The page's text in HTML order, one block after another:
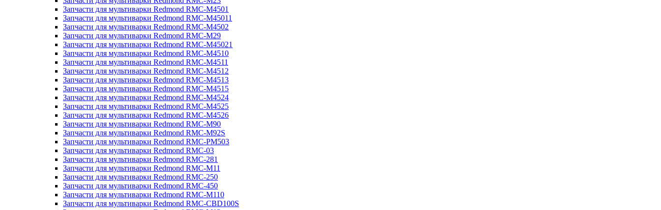
Запчасти для мультиварки Redmond RMC-M4501
Запчасти для мультиварки Redmond RMC-M45011
Запчасти для мультиварки Redmond RMC-M4502
Запчасти для мультиварки Redmond RMC-M29
Запчасти для мультиварки Redmond RMC-M45021
Запчасти для мультиварки Redmond RMC-M4510
Запчасти для мультиварки Redmond RMC-M4511
Запчасти для мультиварки Redmond RMC-M4512
Запчасти для мультиварки Redmond RMC-M4513
Запчасти для мультиварки Redmond RMC-M4515
Запчасти для мультиварки Redmond RMC-M4524
Запчасти для мультиварки Redmond RMC-M4525
Запчасти для мультиварки Redmond RMC-M4526
Запчасти для мультиварки Redmond RMC-M90
Запчасти для мультиварки Redmond RMC-M92S
Запчасти для мультиварки Redmond RMC-PM503
Запчасти для мультиварки Redmond RMC-03
Запчасти для мультиварки Redmond RMC-281
Запчасти для мультиварки Redmond RMC-M11
Запчасти для мультиварки Redmond RMC-250
Запчасти для мультиварки Redmond RMC-450
Запчасти для мультиварки Redmond RMC-M110
Запчасти для мультиварки Redmond RMC-CBD100S